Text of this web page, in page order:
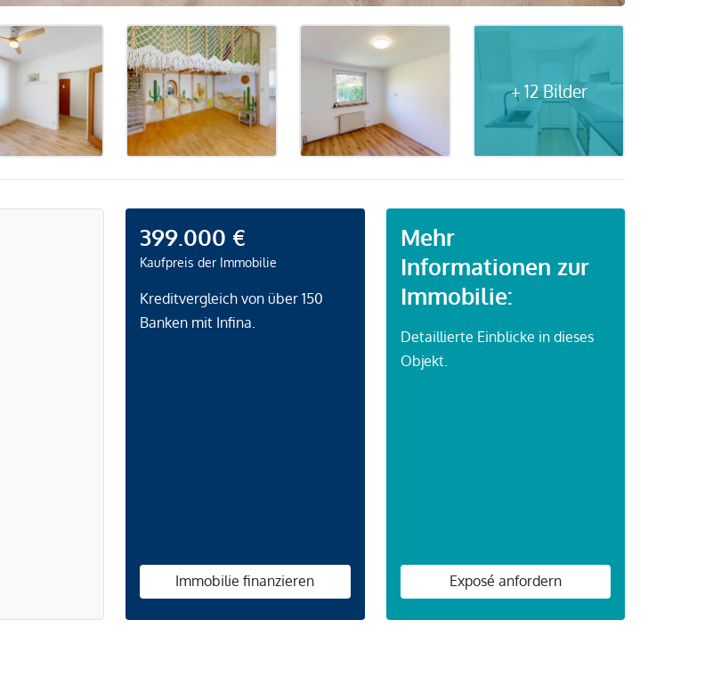
+ 12 Bilder
399.000 €
Kaufpreis der Immobilie
Kreditvergleich von über 150
Banken mit Infina.
Immobilie finanzieren
Mehr
Informationen zur
Immobilie:
Detaillierte Einblicke in dieses
Objekt.
Exposé anfordern